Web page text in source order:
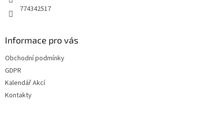
774342517
Informace pro vás
Obchodní podmínky
GDPR
Kalendář Akcí
Kontakty